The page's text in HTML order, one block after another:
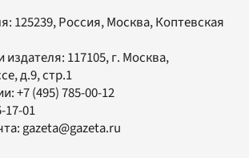
125239, Россия, Москва, Коптевская
издателя: 117105, г. Москва,
д.9, стр.1
+7 (495) 785-00-12
17-01
gazeta@gazeta.ru